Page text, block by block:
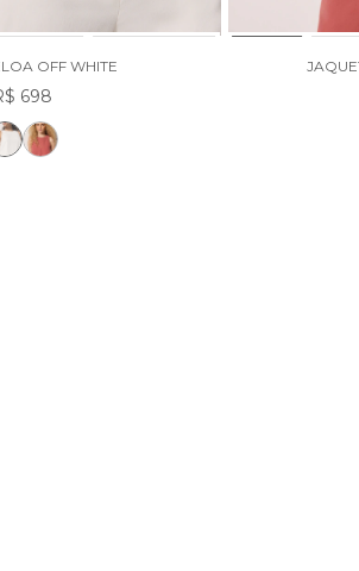
OFF WHITE
698